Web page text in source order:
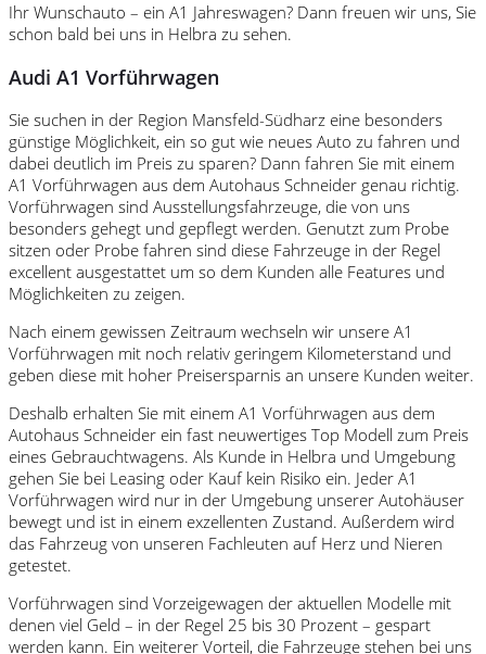
Ihr Wunschauto – ein A1 Jahreswagen? Dann freuen wir uns, Sie
schon bald bei uns in Helbra zu sehen.
Audi A1 Vorführwagen
Sie suchen in der Region Mansfeld-Südharz eine besonders
günstige Möglichkeit, ein so gut wie neues Auto zu fahren und
dabei deutlich im Preis zu sparen? Dann fahren Sie mit einem
A1 Vorführwagen aus dem Autohaus Schneider genau richtig.
Vorführwagen sind Ausstellungsfahrzeuge, die von uns
besonders gehegt und gepflegt werden. Genutzt zum Probe
sitzen oder Probe fahren sind diese Fahrzeuge in der Regel
excellent ausgestattet um so dem Kunden alle Features und
Möglichkeiten zu zeigen.
Nach einem gewissen Zeitraum wechseln wir unsere A1
Vorführwagen mit noch relativ geringem Kilometerstand und
geben diese mit hoher Preisersparnis an unsere Kunden weiter.
Deshalb erhalten Sie mit einem A1 Vorführwagen aus dem
Autohaus Schneider ein fast neuwertiges Top Modell zum Preis
eines Gebrauchtwagens. Als Kunde in Helbra und Umgebung
gehen Sie bei Leasing oder Kauf kein Risiko ein. Jeder A1
Vorführwagen wird nur in der Umgebung unserer Autohäuser
bewegt und ist in einem exzellenten Zustand. Außerdem wird
das Fahrzeug von unseren Fachleuten auf Herz und Nieren
getestet.
Vorführwagen sind Vorzeigewagen der aktuellen Modelle mit
denen viel Geld – in der Regel 25 bis 30 Prozent – gespart
werden kann. Ein weiterer Vorteil, die Fahrzeuge stehen bei uns